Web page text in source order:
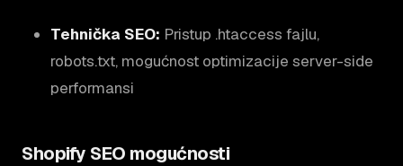
Tehnička SEO: Pristup .htaccess fajlu,
robots.txt, mogućnost optimizacije server-side
performansi
Shopify SEO mogućnosti